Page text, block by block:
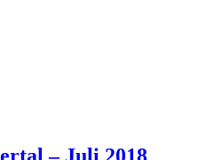
– Juli 2018